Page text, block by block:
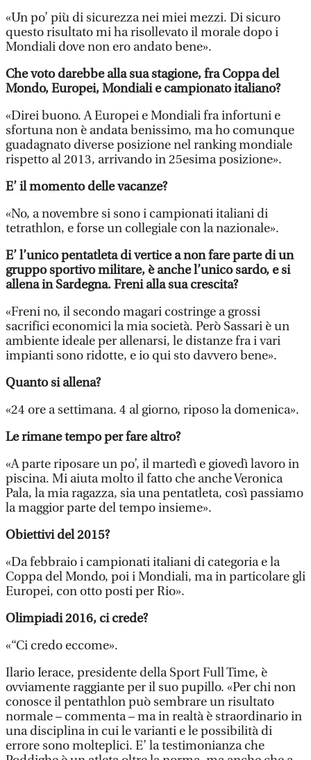
«Un po’ più di sicurezza nei miei mezzi. Di sicuro
questo risultato mi ha risollevato il morale dopo i
Mondiali dove non ero andato bene».
Che voto darebbe alla sua stagione, fra Coppa del
Mondo, Europei, Mondiali e campionato italiano?
«Direi buono. A Europei e Mondiali fra infortuni e
sfortuna non è andata benissimo, ma ho comunque
guadagnato diverse posizione nel ranking mondiale
rispetto al 2013, arrivando in 25esima posizione».
E’ il momento delle vacanze?
«No, a novembre si sono i campionati italiani di
tetrathlon, e forse un collegiale con la nazionale».
E’ l’unico pentatleta di vertice a non fare parte di un
gruppo sportivo militare, è anche l’unico sardo, e si
allena in Sardegna. Freni alla sua crescita?
«Freni no, il secondo magari costringe a grossi
sacrifici economici la mia società. Però Sassari è un
ambiente ideale per allenarsi, le distanze fra i vari
impianti sono ridotte, e io qui sto davvero bene».
Quanto si allena?
«24 ore a settimana. 4 al giorno, riposo la domenica».
Le rimane tempo per fare altro?
«A parte riposare un po’, il martedì e giovedì lavoro in
piscina. Mi aiuta molto il fatto che anche Veronica
Pala, la mia ragazza, sia una pentatleta, così passiamo
la maggior parte del tempo insieme».
Obiettivi del 2015?
«Da febbraio i campionati italiani di categoria e la
Coppa del Mondo, poi i Mondiali, ma in particolare gli
Europei, con otto posti per Rio».
Olimpiadi 2016, ci crede?
«“Ci credo eccome».
Ilario Ierace, presidente della Sport Full Time, è
ovviamente raggiante per il suo pupillo. «Per chi non
conosce il pentathlon può sembrare un risultato
normale – commenta – ma in realtà è straordinario in
una disciplina in cui le varianti e le possibilità di
errore sono molteplici. E’ la testimonianza che